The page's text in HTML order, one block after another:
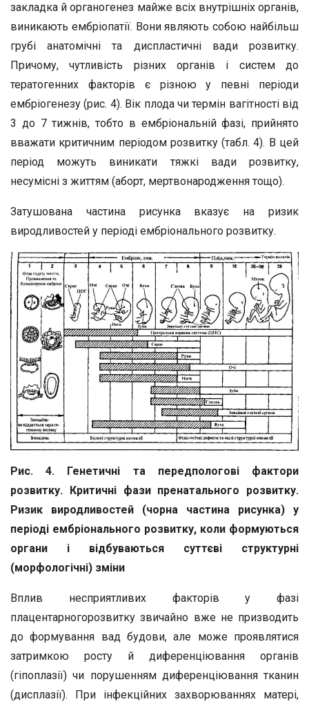
закладка й органогенез майже всіх внутрішніх органів,
виникають ембріопатії. Вони являють собою найбільш
грубі анатомічні та диспластичні вади розвитку.
Причому, чутливість різних органів і систем до
тератогенних факторів є різною у певні періоди
ембріогенезу (рис. 4). Вік плода чи термін вагітності від
3 до 7 тижнів, тобто в ембріональній фазі, прийнято
вважати критичним періодом розвитку (табл. 4). В цей
період можуть виникати тяжкі вади розвитку,
несумісні з життям (аборт, мертвонародження тощо).
Затушована частина рисунка вказує на ризик
виродливостей у періоді ембріонального розвитку.
Рис. 4. Генетичні та передпологові фактори
розвитку. Критичні фази пренатального розвитку.
Ризик виродливостей (чорна частина рисунка) у
періоді ембріонального розвитку, коли формуються
органи і відбуваються суттєві структурні
(морфологічні) зміни
Вплив несприятливих факторів у фазі
плацентарногорозвитку звичайно вже не призводить
до формування вад будови, але може проявлятися
затримкою росту й диференціювання органів
(гіпоплазії) чи порушенням диференціювання тканин
(дисплазії). При інфекційних захворюваннях матері,